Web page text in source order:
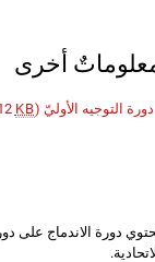
أخرى
دورة التوجيه الأوليّ (PDF / 112
KB
دورة الاندماج على